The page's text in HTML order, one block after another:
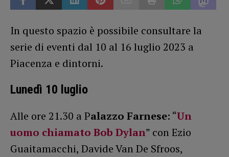
In questo spazio è possibile consultare la
serie di eventi dal 10 al 16 luglio 2023 a
Piacenza e dintorni.
Lunedì 10 luglio
Alle ore 21.30 a Palazzo Farnese: “Un
uomo chiamato Bob Dylan” con Ezio
Guaitamacchi, Davide Van De Sfroos,